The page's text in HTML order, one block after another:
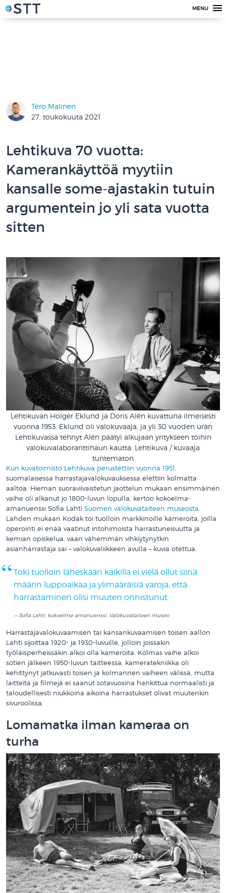
MENU
Tero Malinen
27. toukokuuta 2021
Lehtikuva 70 vuotta:
Kamerankäyttöä myytiin
kansalle some-ajastakin tutuin
argumentein jo yli sata vuotta
sitten
Lehtikuvan Holger Eklund ja Doris Alén kuvattuna ilmeisesti
vuonna 1953. Eklund oli valokuvaaja, ja yli 30 vuoden uran
Lehtikuvassa tehnyt Alén päätyi alkujaan yritykseen töihin
valokuvalaboranttihaun kautta. Lehtikuva / kuvaaja
tuntematon
Kun kuvatoimisto Lehtikuva perustettiin vuonna 1951,
suomalaisessa harrastajavalokuvauksessa elettiin kolmatta
aaltoa. Hieman suoraviivaistetun jaottelun mukaan ensimmäinen
vaihe oli alkanut jo 1800-luvun lopulla, kertoo kokoelma-
amanuenssi Sofia Lahti Suomen valokuvataiteen museosta.
Lahden mukaan Kodak toi tuolloin markkinoille kameroita, joilla
operointi ei enää vaatinut intohimoista harrastuneisuutta ja
kemian opiskelua, vaan vähemmän vihkiytynytkin
asianharrastaja sai – valokuvaliikkeen avulla – kuvia otettua.
Toki tuolloin läheskään kaikilla ei vielä ollut siinä
määrin luppoaikaa ja ylimääräisiä varoja, että
harrastaminen olisi muuten onnistunut.
Sofia Lahti, kokoelma-amanuenssi, Valokuvataiteen museo
Harrastajavalokuvaamisen tai kansankuvaamisen toisen aallon
Lahti sijoittaa 1920- ja 1930-luvuille, jolloin joissakin
työläisperheissäkin alkoi olla kameroita. Kolmas vaihe alkoi
sotien jälkeen 1950-luvun taitteessa: kameratekniikka oli
kehittynyt jatkuvasti toisen ja kolmannen vaiheen välissä, mutta
laitteita ja filmejä ei saanut sotavuosina hankittua normaalisti ja
taloudellisesti niukkoina aikoina harrastukset olivat muutenkin
sivuroolissa.
Lomamatka ilman kameraa on
turha